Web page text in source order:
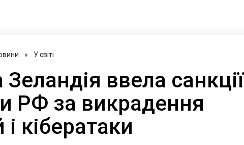
» У світі
ввела санкції
РФ за викрадення
і кібератаки